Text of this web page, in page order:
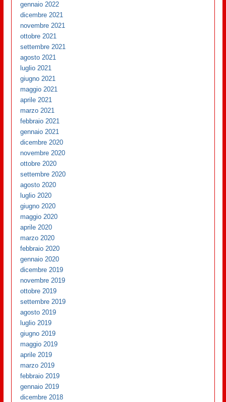
gennaio 2022
dicembre 2021
novembre 2021
ottobre 2021
settembre 2021
agosto 2021
luglio 2021
giugno 2021
maggio 2021
aprile 2021
marzo 2021
febbraio 2021
gennaio 2021
dicembre 2020
novembre 2020
ottobre 2020
settembre 2020
agosto 2020
luglio 2020
giugno 2020
maggio 2020
aprile 2020
marzo 2020
febbraio 2020
gennaio 2020
dicembre 2019
novembre 2019
ottobre 2019
settembre 2019
agosto 2019
luglio 2019
giugno 2019
maggio 2019
aprile 2019
marzo 2019
febbraio 2019
gennaio 2019
dicembre 2018